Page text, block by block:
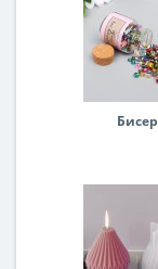
Бисер